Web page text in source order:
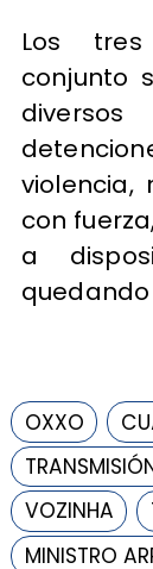
Los
conjunto
violencia,
con
a
OXXO
VOZINHA
MINISTRO